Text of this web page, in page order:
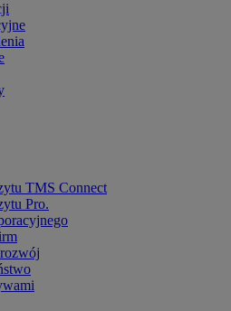
TMS Connect
Pro.